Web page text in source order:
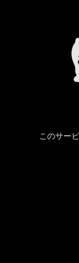
このサー